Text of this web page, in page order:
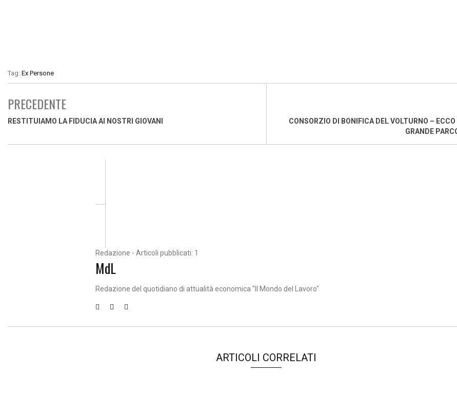
Tag: Ex Persone
PRECEDENTE
RESTITUIAMO LA FIDUCIA AI NOSTRI GIOVANI
CONSORZIO DI BONIFICA DEL VOLTURNO –
GRANDE
Redazione - Articoli pubblicati: 1
MdL
Redazione del quotidiano di attualità economica "Il Mondo del Lavoro"
ARTICOLI CORRELATI